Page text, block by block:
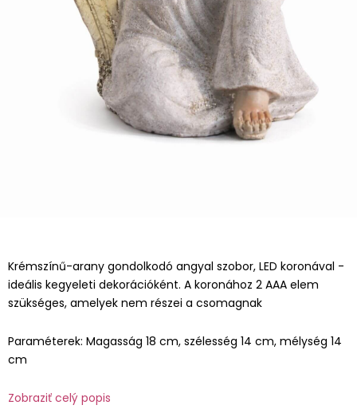
Krémszínű-arany gondolkodó angyal szobor, LED koronával -
ideális kegyeleti dekorációként. A koronához 2 AAA elem
szükséges, amelyek nem részei a csomagnak
Paraméterek: Magasság 18 cm, szélesség 14 cm, mélység 14
cm
Zobraziť celý popis